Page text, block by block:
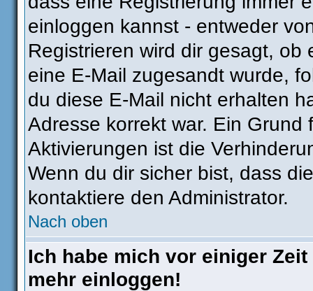
einloggen kannst - entweder
Registrieren wird dir gesagt, ob
eine E-Mail zugesandt wurde,
du diese E-Mail nicht erhalten
Adresse korrekt war. Ein
Aktivierungen ist die
Wenn du dir sicher bist, dass
kontaktiere den Administrator.
Nach oben
Ich habe mich vor einiger
mehr einloggen!